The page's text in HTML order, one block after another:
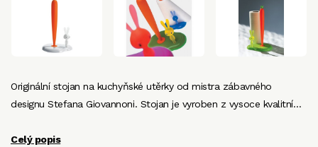
Originální stojan na kuchyňské utěrky od mistra zábavného
designu Stefana Giovannoni. Stojan je vyroben z vysoce kvalitní…
Celý popis